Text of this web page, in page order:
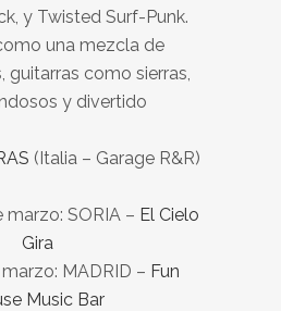
y Twisted Surf-Punk.
una mezcla de
guitarras como sierras,
y divertido
(Italia – Garage R&R)
marzo: SORIA – El Cielo
Gira
MADRID – Fun
Music Bar